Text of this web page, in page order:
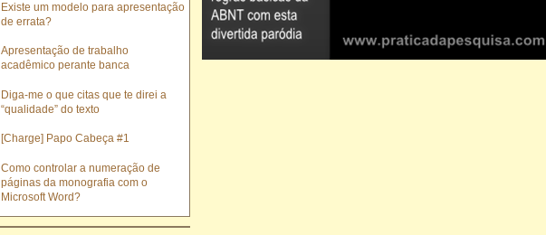
Existe um modelo para apresentação
de errata?
Apresentação de trabalho
acadêmico perante banca
Diga-me o que citas que te direi a
“qualidade” do texto
[Charge] Papo Cabeça #1
Como controlar a numeração de
páginas da monografia com o
Microsoft Word?